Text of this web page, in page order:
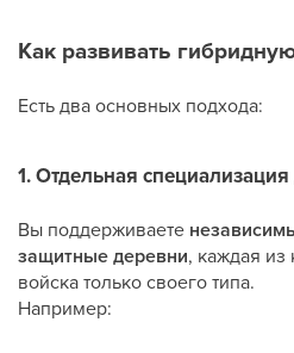
Как развивать
Есть два основных подхода:
1. Отдельная
Вы поддерживаете
защитные деревни, каждая из
войска только своего типа.
Например: